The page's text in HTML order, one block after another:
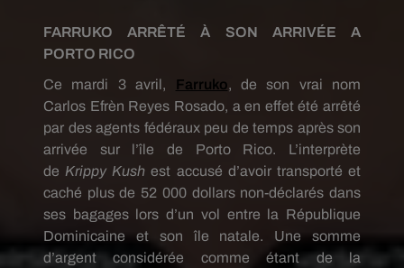
FARRUKO ARRÊTÉ À SON ARRIVÉE A
PORTO RICO
Ce mardi 3 avril,
Farruko, de son vrai nom
Carlos Efrèn Reyes Rosado, a en effet été arrêté
par des agents fédéraux peu de temps après son
arrivée sur l’île de Porto Rico.
L’interprète
de Krippy Kush est accusé d’avoir transporté et
caché plus de 52 000 dollars non-déclarés dans
ses bagages lors d’un vol entre la République
Dominicaine
et son île natale.
Une somme
d’argent considérée comme étant de la